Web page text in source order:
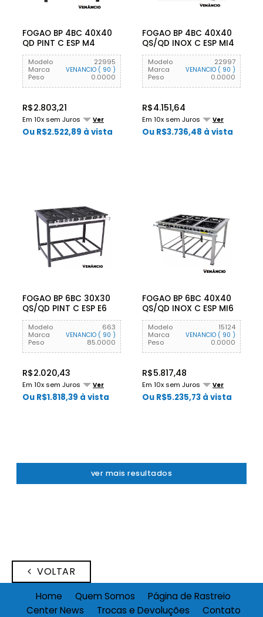
FOGAO BP 4BC 40X40
QD PINT C ESP M4
VENANCIO
Modelo
22995
Marca
VENANCIO ( 90 )
Peso 0.0000
R$2.803,21
Em 10x sem Juros Ver
Ou R$2.522,89 à vista
FOGAO BP 4BC 40X40
QS/QD INOX C ESP MI4
VENANCIO
Modelo
22997
Marca
VENANCIO ( 90 )
Peso 0.0000
R$4.151,64
Em 10x sem Juros Ver
Ou R$3.736,48 à vista
FOGAO BP 6BC 30X30
QS/QD PINT C ESP E6
VENANCIO
Modelo
663
Marca
VENANCIO ( 90 )
Peso 85.0000
R$2.020,43
Em 10x sem Juros Ver
Ou R$1.818,39 à vista
FOGAO BP 6BC 40X40
QS/QD INOX C ESP MI6
VENANCIO
Modelo
15124
Marca
VENANCIO ( 90 )
Peso 0.0000
R$5.817,48
Em 10x sem Juros Ver
Ou R$5.235,73 à vista
ver mais resultados
VOLTAR
Home Quem Somos
Página de Rastreio
Center News
Trocas e Devoluções Contato